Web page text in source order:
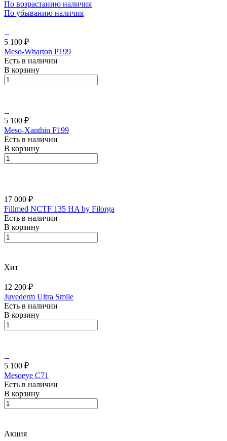
По возрастанию наличия
По убыванию наличия
5 100 ₽
Meso-Wharton P199
Есть в наличии
В корзину
5 100 ₽
Meso-Xanthin F199
Есть в наличии
В корзину
17 000 ₽
Fillmed NCTF 135 HA by Filorga
Есть в наличии
В корзину
Хит
12 200 ₽
Juvederm Ultra Smile
Есть в наличии
В корзину
5 100 ₽
Mesoeye C71
Есть в наличии
В корзину
Акция